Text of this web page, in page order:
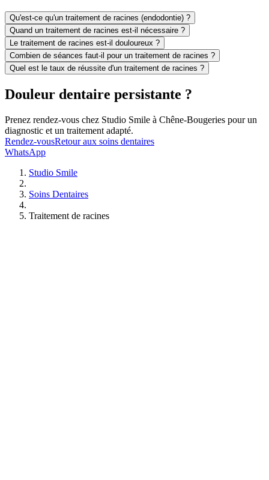
Qu'est-ce qu'un traitement de racines (endodontie) ?
Quand un traitement de racines est-il nécessaire ?
Le traitement de racines est-il douloureux ?
Combien de séances faut-il pour un traitement de racines ?
Quel est le taux de réussite d'un traitement de racines ?
Douleur dentaire persistante ?
Prenez rendez-vous chez Studio Smile à Chêne-Bougeries pour un
diagnostic et un traitement adapté.
Rendez-vousRetour aux soins dentaires
WhatsApp
Studio Smile
Soins Dentaires
Traitement de racines